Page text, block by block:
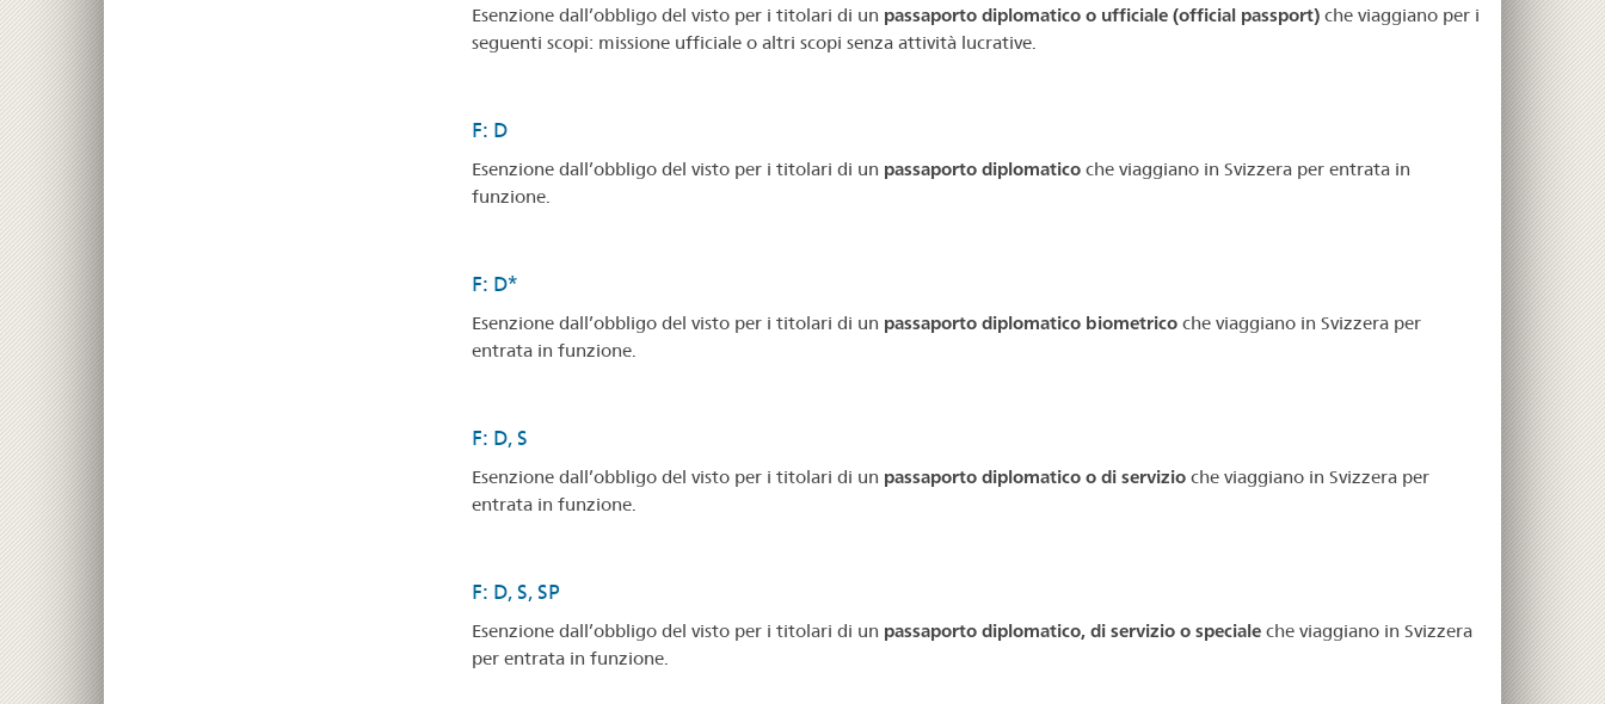
Esenzione dall’obbligo del visto per i titolari di un passaporto diplomatico o ufficiale (official passport) che viaggiano per i
seguenti scopi: missione ufficiale o altri scopi senza attività lucrative.
F: D
Esenzione dall’obbligo del visto per i titolari di un passaporto diplomaticoche viaggiano in Svizzera per entrata in
funzione.
F: D*
Esenzione dall’obbligo del visto per i titolari di un passaporto diplomatico biometrico che viaggiano in Svizzera per
entrata in funzione.
F: D, S
Esenzione dall’obbligo del visto per i titolari di un passaporto diplomatico o di servizioche viaggiano in Svizzera per
entrata in funzione.
F: D, S, SP
Esenzione dall’obbligo del visto per i titolari di un passaporto diplomatico, di servizio o specialeche viaggiano in Svizzera
per entrata in funzione.